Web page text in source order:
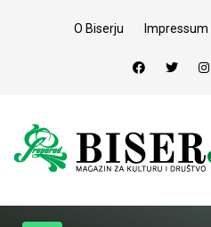
O Biserju Impressum